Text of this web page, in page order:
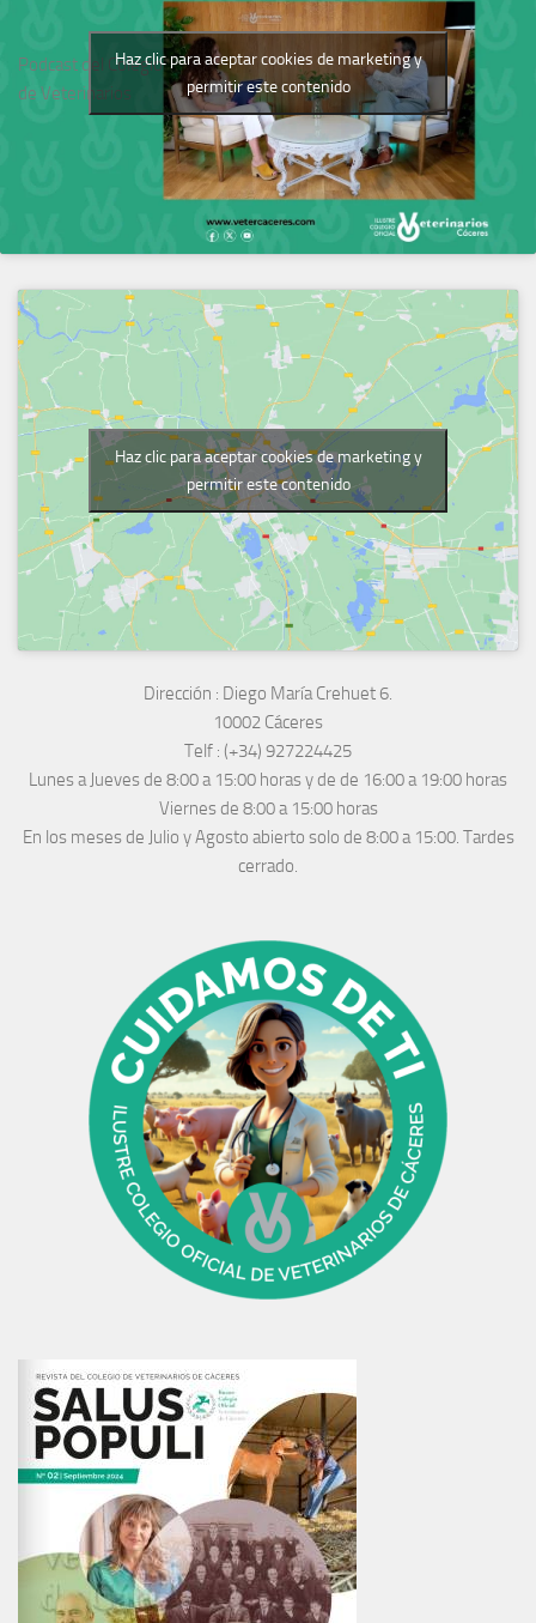
Podcast del Colegio
de Veterinarios
Haz clic para aceptar cookies de marketing y
permitir este contenido
Haz clic para aceptar cookies de marketing y
permitir este contenido
Dirección : Diego María Crehuet 6.
10002 Cáceres
Telf : (+34) 927224425
Lunes a Jueves de 8:00 a 15:00 horas y de de 16:00 a 19:00 horas
Viernes de 8:00 a 15:00 horas
En los meses de Julio y Agosto abierto solo de 8:00 a 15:00. Tardes
cerrado.